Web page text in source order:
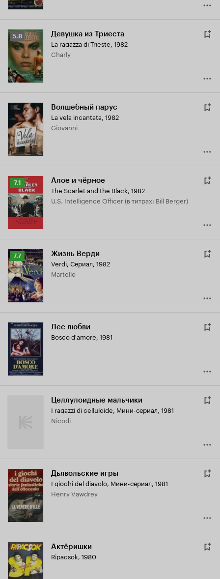
Рейтинг
Кинопоиска
5.8
5.8 Девушка из Триеста
La ragazza di Trieste, 1982
Charly
Волшебный парус
La vela incantata, 1982
Giovanni
Рейтинг
Кинопоиска
7.1
7.1 Алое и чёрное
The Scarlet and the Black, 1982
U.S. Intelligence Officer (в титрах: Bill Berger)
Рейтинг
Кинопоиска
7.7
7.7 Жизнь Верди
Verdi, Сериал, 1982
Martello
Лес любви
Bosco d'amore, 1981
Целлулоидные мальчики
I ragazzi di celluloide, Мини-сериал, 1981
Nicodi
Дьявольские игры
I giochi del diavolo, Мини-сериал, 1981
Henry Vawdrey
Актёришки
Ripacsok, 1980